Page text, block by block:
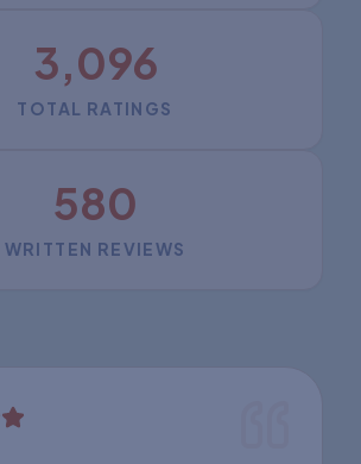
3,096
TOTAL RATINGS
580
WRITTEN REVIEWS